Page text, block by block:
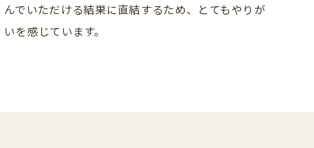
んでいただける結果に直結するため、とてもやりが
いを感じています。